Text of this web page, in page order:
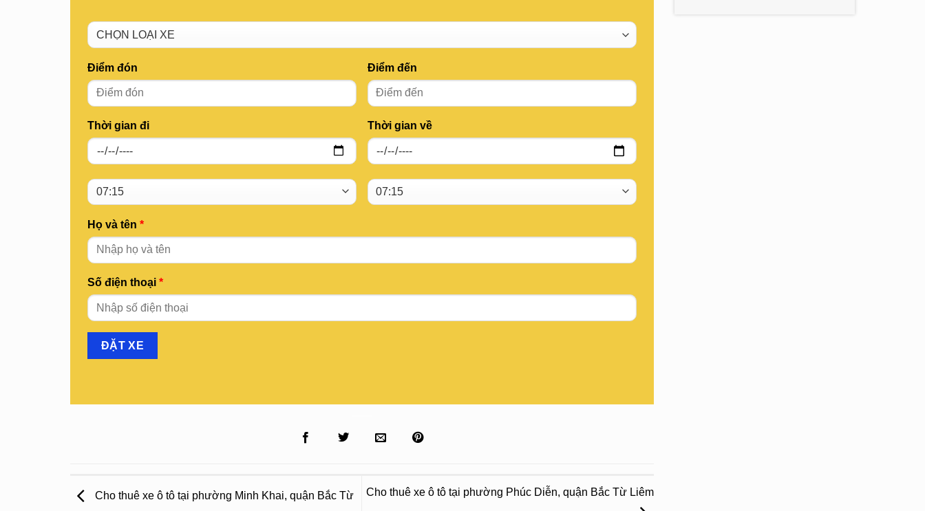
Điểm đón
Thời gian đi
Điểm đến
Thời gian về
Họ và tên *
Số điện thoại *
Cho thuê xe ô tô tại phường Minh Khai, quận Bắc Từ Cho thuê xe ô tô tại phường Phúc Diễn, quận Bắc Từ Liêm